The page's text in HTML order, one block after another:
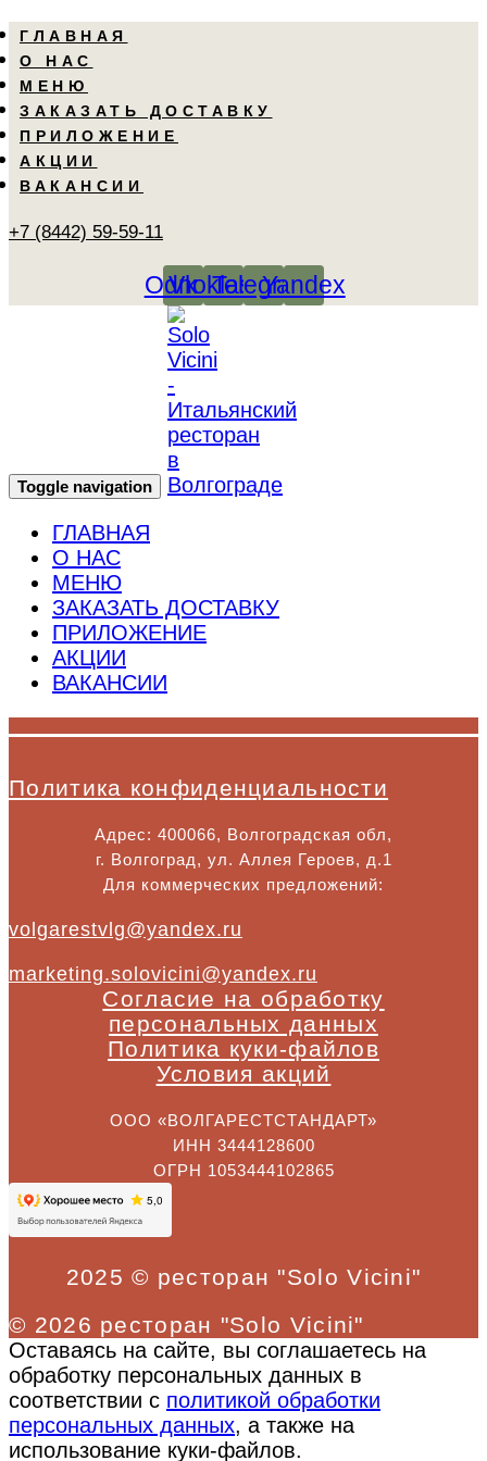
Skip
links
Skip
to
primary
navigation
Skip
to
content
ГЛАВНАЯ
О НАС
МЕНЮ
ЗАКАЗАТЬ ДОСТАВКУ
ПРИЛОЖЕНИЕ
АКЦИИ
ВАКАНСИИ
+7 (8442) 59-59-11
Vk
Odnoklassniki
Telegram
Yandex
Toggle navigation
ГЛАВНАЯ
О НАС
МЕНЮ
ЗАКАЗАТЬ ДОСТАВКУ
ПРИЛОЖЕНИЕ
АКЦИИ
ВАКАНСИИ
Политика конфиденциальности
Адрес: 400066, Волгоградская обл,
г. Волгоград, ул. Аллея Героев, д.1
Для коммерческих предложений:
volgarestvlg@yandex.ru
marketing.solovicini@yandex.ru
Согласие на обработку
персональных данных
Политика куки-файлов
Условия акций
ООО «ВОЛГАРЕСТСТАНДАРТ»
ИНН 3444128600
ОГРН 1053444102865
2025 © ресторан "Solo Vicini"
© 2026 ресторан "Solo Vicini"
Оставаясь на сайте, вы соглашаетесь на
обработку персональных данных в
соответствии с политикой обработки
персональных данных, а также на
использование куки-файлов.